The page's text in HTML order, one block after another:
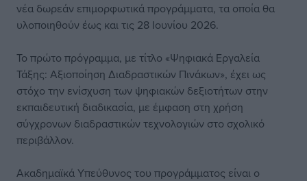
νέα δωρεάν επιμορφωτικά προγράμματα, τα οποία θα
υλοποιηθούν έως και τις 28 Ιουνίου 2026.
Το πρώτο πρόγραμμα, με τίτλο «Ψηφιακά Εργαλεία
Τάξης: Αξιοποίηση Διαδραστικών Πινάκων», έχει ως
στόχο την ενίσχυση των ψηφιακών δεξιοτήτων στην
εκπαιδευτική διαδικασία, με έμφαση στη χρήση
σύγχρονων διαδραστικών τεχνολογιών στο σχολικό
περιβάλλον.
Ακαδημαϊκά Υπεύθυνος του προγράμματος είναι ο